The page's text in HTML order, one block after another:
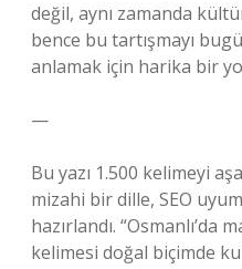
değil, aynı zamanda
bence bu tartışmayı
anlamak için harika bir
—
Bu yazı 1.500 kelimeyi
mizahi bir dille, SEO
hazırlandı. “Osmanlı’da
kelimesi doğal biçimde